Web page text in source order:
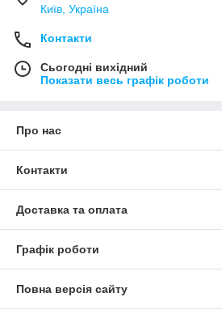
Київ, Україна
Контакти
Сьогодні вихідний
Показати весь графік роботи
Про нас
Контакти
Доставка та оплата
Графік роботи
Повна версія сайту